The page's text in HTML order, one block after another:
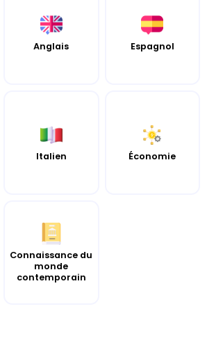
Anglais Espagnol
Italien Économie
Connaissance du
monde
contemporain